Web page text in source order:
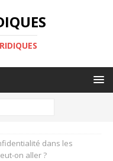
dans les
on aller ?